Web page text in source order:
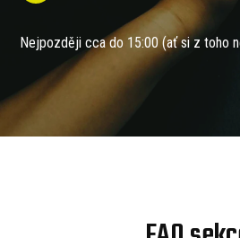
Nejpozději cca do 15:00 (ať si z toho